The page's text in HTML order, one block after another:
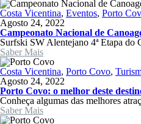
Costa Vicentina, Eventos, Porto
Agosto 24, 2022
Campeonato Nacional de
Surfski SW Alentejano 4ª Etapa do
Saber Mais
Costa Vicentina, Porto Covo,
Agosto 24, 2022
Porto Covo: o melhor deste
Conheça algumas das melhores
Saber Mais